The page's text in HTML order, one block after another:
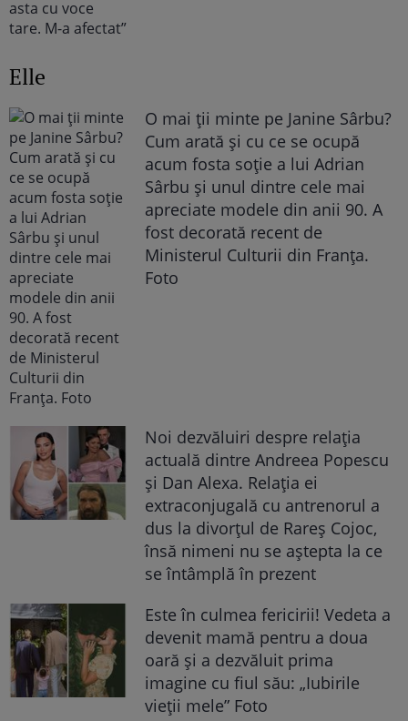
Elle
O mai ții minte pe Janine Sârbu?
Cum arată și cu ce se ocupă
acum fosta soție a lui Adrian
Sârbu și unul dintre cele mai
apreciate modele din anii 90. A
fost decorată recent de
Ministerul Culturii din Franța.
Foto
Noi dezvăluiri despre relația
actuală dintre Andreea Popescu
și Dan Alexa. Relația ei
extraconjugală cu antrenorul a
dus la divorțul de Rareș Cojoc,
însă nimeni nu se aștepta la ce
se întâmplă în prezent
Este în culmea fericirii! Vedeta a
devenit mamă pentru a doua
oară și a dezvăluit prima
imagine cu fiul său: „Iubirile
vieții mele” Foto